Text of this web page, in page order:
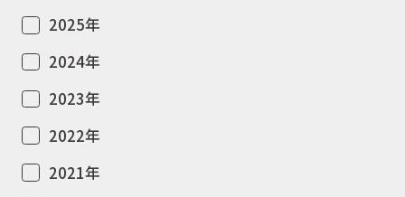
2025年
2024年
2023年
2022年
2021年